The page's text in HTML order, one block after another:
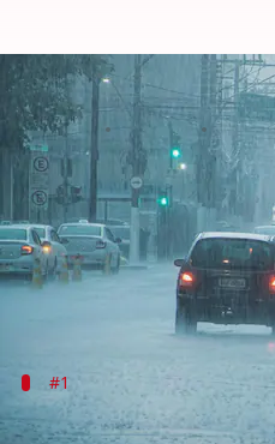
भारी बारिश के
लेखन सयाली Jul 07, 2026 03:13
क्या है खबर?
मानसूनके दौरान भारी
जल भराव के कारण घर के
#1
पानी निकालने की